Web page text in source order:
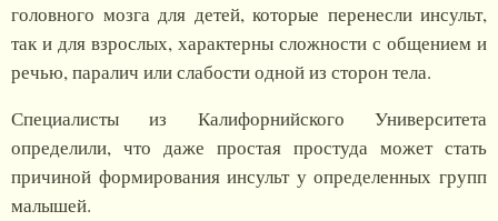
головного мозга для детей, которые перенесли инсульт,
так и для взрослых, характерны сложности с общением и
речью, паралич или слабости одной из сторон тела.
Специалисты из Калифорнийского Университета
определили, что даже простая простуда может стать
причиной формирования инсульт у определенных групп
малышей.